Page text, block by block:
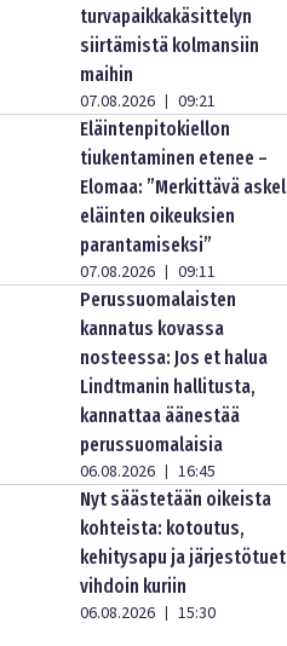
turvapaikkakäsittelyn
siirtämistä kolmansiin
maihin
07.08.2026 | 09:21
Eläintenpitokiellon
tiukentaminen etenee –
Elomaa: ”Merkittävä askel
eläinten oikeuksien
parantamiseksi”
07.08.2026 | 09:11
Perussuomalaisten
kannatus kovassa
nosteessa: Jos et halua
Lindtmanin hallitusta,
kannattaa äänestää
perussuomalaisia
06.08.2026 | 16:45
Nyt säästetään oikeista
kohteista: kotoutus,
kehitysapu ja järjestötuet
vihdoin kuriin
06.08.2026 | 15:30